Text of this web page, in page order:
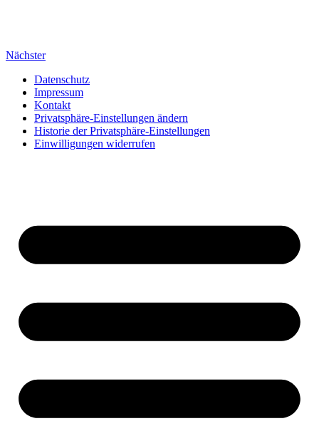
Nächster
Datenschutz
Impressum
Kontakt
Privatsphäre-Einstellungen ändern
Historie der Privatsphäre-Einstellungen
Einwilligungen widerrufen